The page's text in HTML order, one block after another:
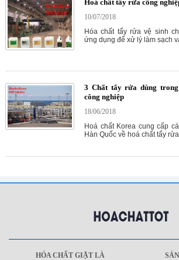
Hoá chất tẩy rửa công
10/07/2018
Hóa chất tẩy rửa vệ sinh
ứng dụng để xử lý làm sạch
3 Chất tẩy rửa dùng
công nghiệp
18/06/2018
Hoá chất Korea cung cấp
Hàn Quốc về hoá chất tẩy rửa
HÓA CHẤT GIẶT LÀ